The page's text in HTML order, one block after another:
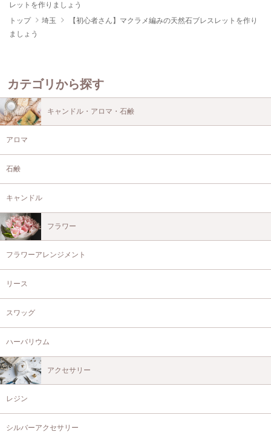
レットを作りましょう
トップ
埼玉
【初心者さん】マクラメ編みの天然石ブレスレットを作り
ましょう
カテゴリから探す
キャンドル・アロマ・石鹸
アロマ
石鹸
キャンドル
フラワー
フラワーアレンジメント
リース
スワッグ
ハーバリウム
アクセサリー
レジン
シルバーアクセサリー